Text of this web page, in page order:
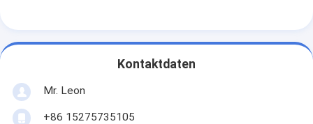
Kontaktdaten
Mr. Leon
+86 15275735105